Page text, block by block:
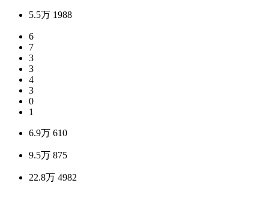
5.5万 1988
6
7
3
3
4
3
0
1
6.9万 610
9.5万 875
22.8万 4982